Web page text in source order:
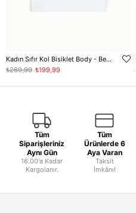
Kadın Sıfır Kol Bisiklet Body - Beyaz
₺199,99
₺269,99
Tüm
Siparişleriniz
Aynı Gün
16.00'a Kadar
Kargolanır.
Tüm
Ürünlerde 6
Aya Varan
Taksit
İmkânı!